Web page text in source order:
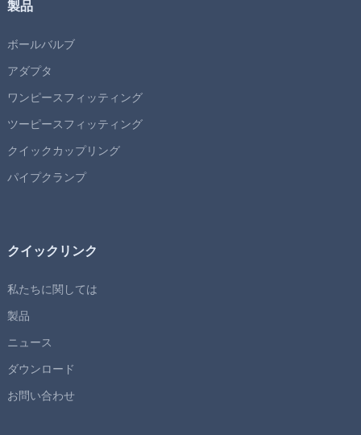
製品
ボールバルブ
アダプタ
ワンピースフィッティング
ツーピースフィッティング
クイックカップリング
パイプクランプ
クイックリンク
私たちに関しては
製品
ニュース
ダウンロード
お問い合わせ